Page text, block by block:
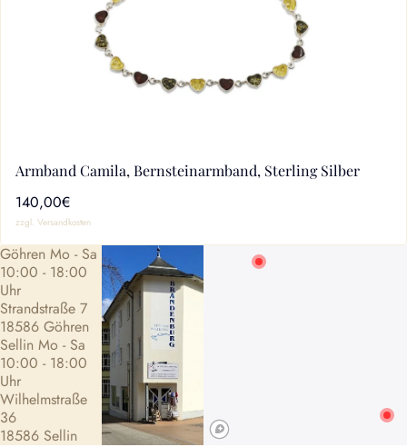
Armband Camila, Bernsteinarmband, Sterling Silber
140,00€
zzgl. Versandkosten
Göhren Mo - Sa
10:00 - 18:00
Uhr
Strandstraße 7
18586 Göhren
Sellin Mo - Sa
10:00 - 18:00
Uhr
Wilhelmstraße
36
18586 Sellin